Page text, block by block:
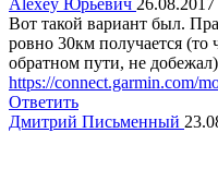
Вот такой вариант был.
ровно 30км получается (то
обратном пути, не
https://connect.garmin.com/
Ответить
Дмитрий Письменный